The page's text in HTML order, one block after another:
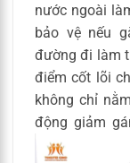
nước ngoài
bảo vệ nếu
đường đi làm
điểm cốt lõi
không chỉ
động giảm